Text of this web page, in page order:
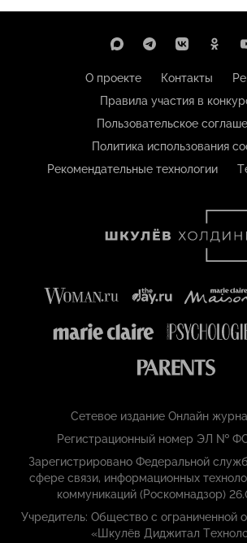
О проекте Контакты
Правила участия в
Пользовательское
Политика использования
Рекомендательные технологии
Сетевое издание Онлайн
Регистрационный номер ЭЛ №
Зарегистрировано Федеральной
сфере связи, информационных
коммуникаций (Роскомнадзор)
Учредитель: Общество с ограниченной
«Шкулёв Диджитал